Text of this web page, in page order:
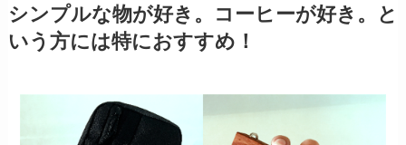
シンプルな物が好き。コーヒーが好き。と
いう方には特におすすめ！